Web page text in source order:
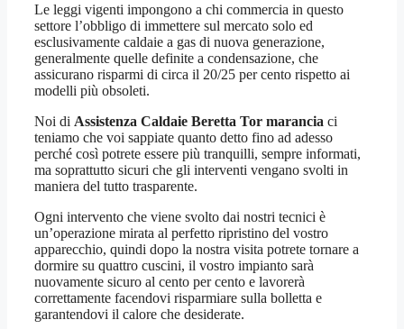
Le leggi vigenti impongono a chi commercia in questo
settore l’obbligo di immettere sul mercato solo ed
esclusivamente caldaie a gas di nuova generazione,
generalmente quelle definite a condensazione, che
assicurano risparmi di circa il 20/25 per cento rispetto ai
modelli più obsoleti.
Noi di Assistenza Caldaie Beretta Tor marancia ci
teniamo che voi sappiate quanto detto fino ad adesso
perché così potrete essere più tranquilli, sempre informati,
ma soprattutto sicuri che gli interventi vengano svolti in
maniera del tutto trasparente.
Ogni intervento che viene svolto dai nostri tecnici è
un’operazione mirata al perfetto ripristino del vostro
apparecchio, quindi dopo la nostra visita potrete tornare a
dormire su quattro cuscini, il vostro impianto sarà
nuovamente sicuro al cento per cento e lavorerà
correttamente facendovi risparmiare sulla bolletta e
garantendovi il calore che desiderate.